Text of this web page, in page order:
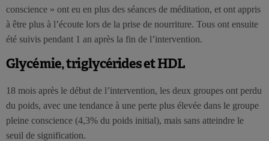
conscience » ont eu en plus des séances de méditation, et ont appris
à être plus à l’écoute lors de la prise de nourriture. Tous ont ensuite
été suivis pendant 1 an après la fin de l’intervention.
Glycémie, triglycérides et HDL
18 mois après le début de l’intervention, les deux groupes ont perdu
du poids, avec une tendance à une perte plus élevée dans le groupe
pleine conscience (4,3% du poids initial), mais sans atteindre le
seuil de signification.